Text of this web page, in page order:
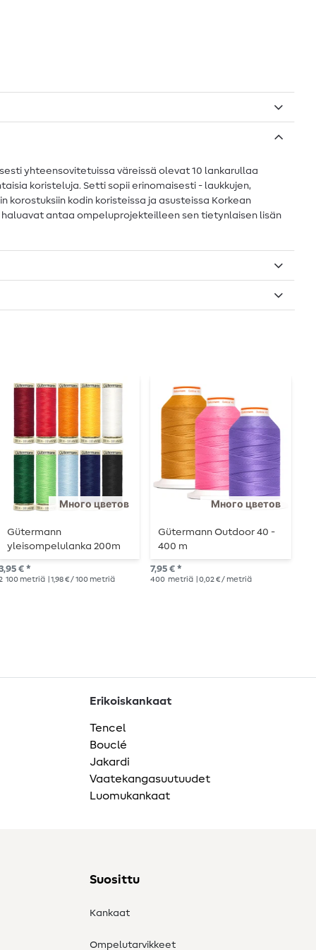
yhteensovitetuissa väreissä olevat 10 lankarullaa
koristeluja. Setti sopii erinomaisesti - laukkujen,
korostuksiin kodin koristeissa ja asusteissa Korkean
antaa ompeluprojekteilleen sen tietynlaisen lisän
Много цветов
Gütermann
yleisompelulanka 200m
€ *
100 metriä | 1,98 € / 100 metriä
Много цветов
Gütermann Outdoor 40 -
400 m
7,95 € *
400 metriä | 0,02 € / metriä
Erikoiskankaat
Tencel
Bouclé
Jakardi
Vaatekangasuutuudet
Luomukankaat
Suosittu
Kankaat
Ompelutarvikkeet